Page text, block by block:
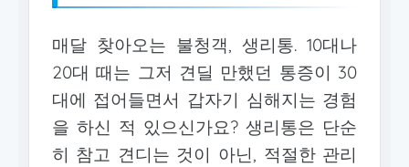
매달 찾아오는 불청객, 생리통. 10대나
20대 때는 그저 견딜 만했던 통증이 30
대에 접어들면서 갑자기 심해지는 경험
을 하신 적 있으신가요? 생리통은 단순
히 참고 견디는 것이 아닌, 적절한 관리